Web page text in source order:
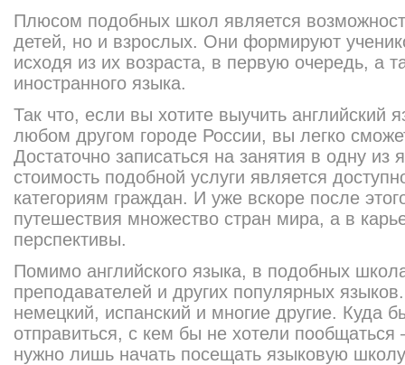
Плюсом подобных школ является
детей, но и взрослых. Они формируют
исходя из их возраста, в первую очередь, а
иностранного языка.
Так что, если вы хотите выучить английский
любом другом городе России, вы легко
Достаточно записаться на занятия в одну из
стоимость подобной услуги является
категориям граждан. И уже вскоре после
путешествия множество стран мира, а в
перспективы.
Помимо английского языка, в подобных
преподавателей и других популярных
немецкий, испанский и многие другие. Куда
отправиться, с кем бы не хотели пообщаться
нужно лишь начать посещать языковую